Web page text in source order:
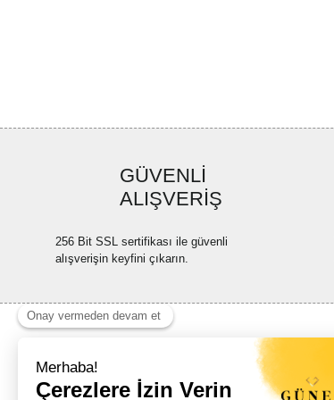
GÜVENLİ
ALIŞVERİŞ
256 Bit SSL sertifikası ile güvenli
alışverişin keyfini çıkarın.